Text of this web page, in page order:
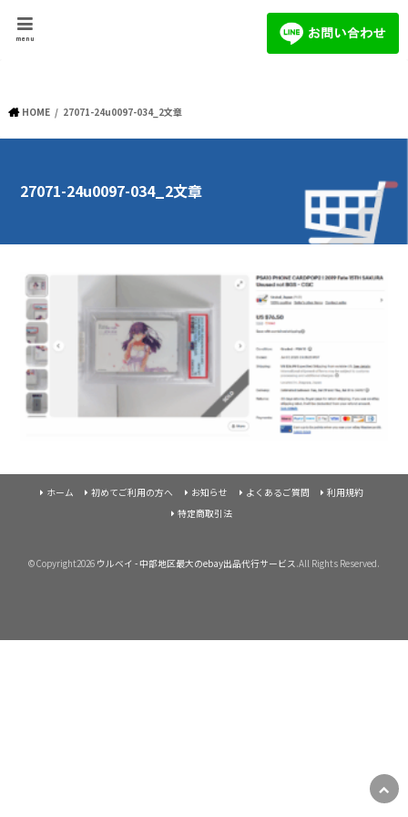
menu
HOME 27071-24u0097-034_2文章
27071-24u0097-034_2文章
ホーム 初めてご利用の方へ お知らせ よくあるご質問
利用規約
特定商取引法
©Copyright2026 ウルベイ - 中部地区最大のebay出品代行サービス .All Rights Reserved.